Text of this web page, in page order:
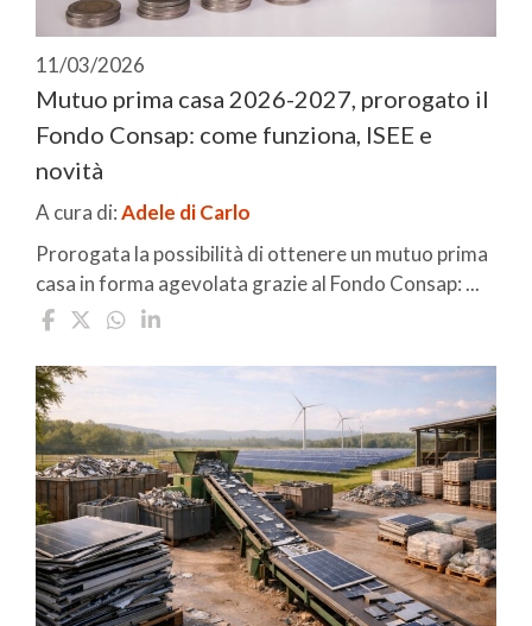
11/03/2026
Mutuo prima casa 2026-2027, prorogato il
Fondo Consap: come funziona, ISEE e
novità
A cura di:Adele di Carlo
Prorogata la possibilità di ottenere un mutuo prima
casa in forma agevolata grazie al Fondo Consap: ...